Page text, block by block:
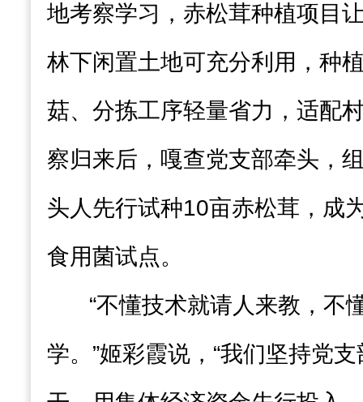
地考察学习，赤松茸种植项目
林下闲置土地可充分利用，种
菇、分拣工序轻量省力，适配
察归来后，嘎查党支部牵头，
头人先行试种10亩赤松茸，成
食用菌试点。
“不懂技术就请人来教，不
学。”姬彩霞说，“我们坚持党